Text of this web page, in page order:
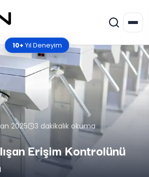
10+ Yıl Deneyim
2025 3 dakikalık okuma
Erişim Kontrolünü